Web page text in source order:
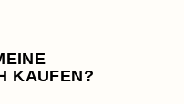
KAUFEN?